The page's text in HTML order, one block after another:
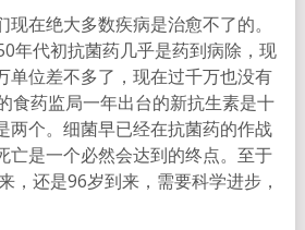
在绝大多数疾病是治愈不了的。
年代初抗菌药几乎是药到病除，现
单位差不多了，现在过千万也没有
食药监局一年出台的新抗生素是十
两个。细菌早已经在抗菌药的作战
亡是一个必然会达到的终点。至于
，还是96岁到来，需要科学进步，